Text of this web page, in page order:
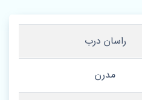
راسان درب
مدرن